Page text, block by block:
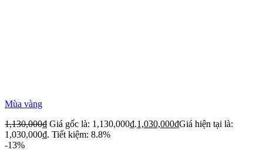
Mùa vàng
1,130,000₫ Giá gốc là: 1,130,000₫.1,030,000₫Giá hiện tại là:
1,030,000₫. Tiết kiệm: 8.8%
-13%